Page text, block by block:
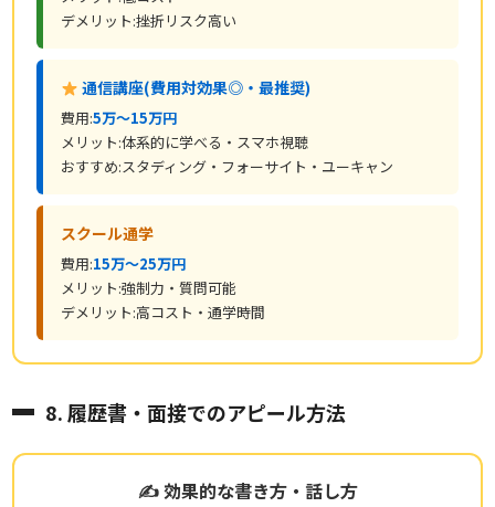
デメリット:挫折リスク高い
通信講座(費用対効果◎・最推奨)
費用:5万〜15万円
メリット:体系的に学べる・スマホ視聴
おすすめ:スタディング・フォーサイト・ユーキャン
スクール通学
費用:15万〜25万円
メリット:強制力・質問可能
デメリット:高コスト・通学時間
8. 履歴書・面接でのアピール方法
✍ 効果的な書き方・話し方